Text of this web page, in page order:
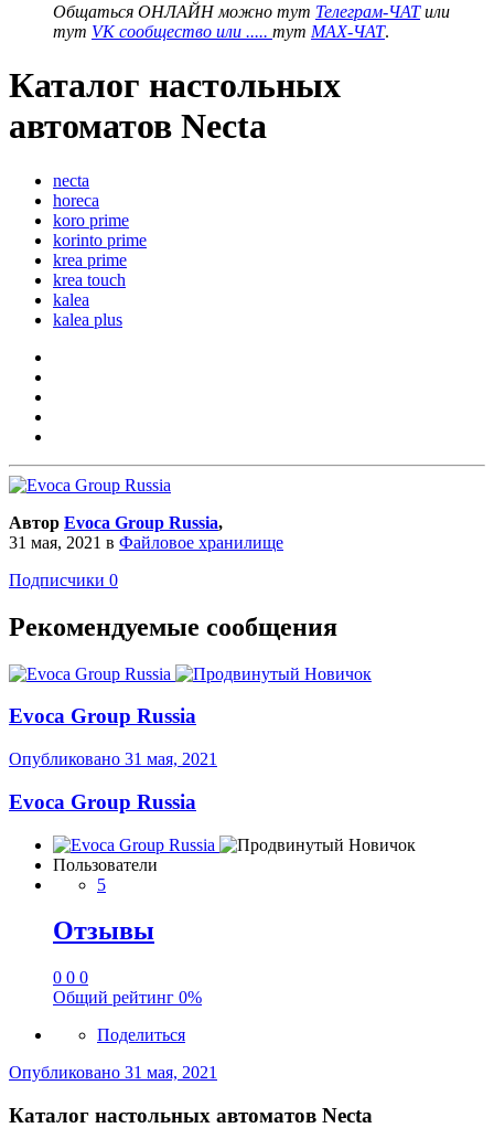
Общаться ОНЛАЙН можно тут Телеграм-ЧАТили
тут VK сообщество или ..... тут MAX-ЧАТ.
Каталог настольных
автоматов Necta
necta
horeca
koro prime
korinto prime
krea prime
krea touch
kalea
kalea plus
Автор Evoca Group Russia,
31 мая, 2021 в Файловое хранилище
Подписчики 0
Рекомендуемые сообщения
Evoca Group Russia
Опубликовано 31 мая, 2021
Evoca Group Russia
Пользователи
5
Отзывы
0 0 0
Общий рейтинг 0%
Поделиться
Опубликовано 31 мая, 2021
Каталог настольных автоматов Necta